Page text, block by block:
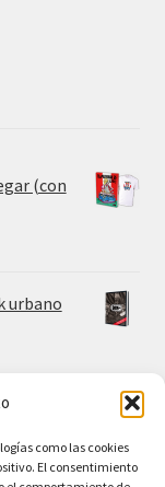
como las cookies
El consentimiento
(con
urbano